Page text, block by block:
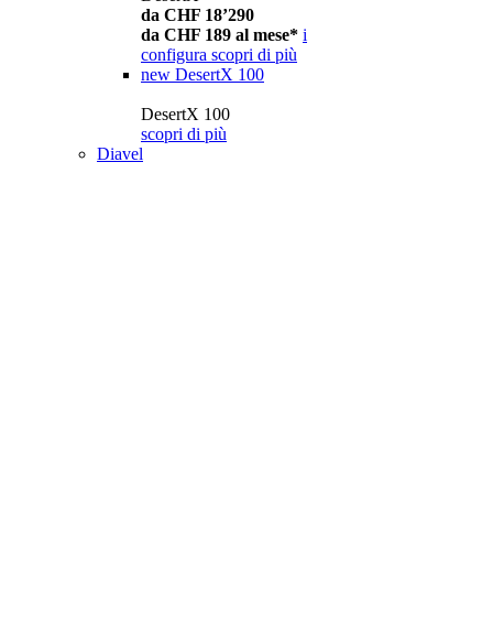
da CHF 18’290
da CHF 189 al mese* i
configura scopri di più
new DesertX 100
DesertX 100
scopri di più
Diavel